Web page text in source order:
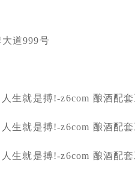
道999号
生就是搏!-z6com 酿酒配
生就是搏!-z6com 酿酒配
生就是搏!-z6com 酿酒配